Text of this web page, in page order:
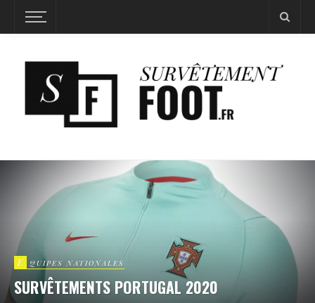
E QUIPES NATIONALES
SURVÊTEMENTS PORTUGAL 2020